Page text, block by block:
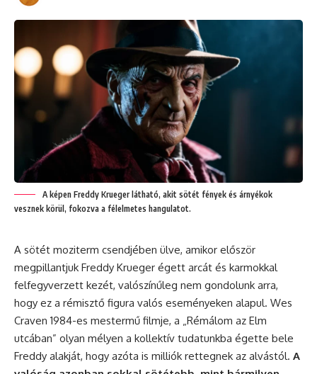
A képen Freddy Krueger látható, akit sötét fények és árnyékok
vesznek körül, fokozva a félelmetes hangulatot.
A sötét moziterm csendjében ülve, amikor először
megpillantjuk Freddy Krueger égett arcát és karmokkal
felfegyverzett kezét, valószínűleg nem gondolunk arra,
hogy ez a rémisztő figura valós eseményeken alapul. Wes
Craven 1984-es mestermű filmje, a „Rémálom az Elm
utcában” olyan mélyen a kollektív tudatunkba égette bele
Freddy alakját, hogy azóta is milliók rettegnek az alvástól. A